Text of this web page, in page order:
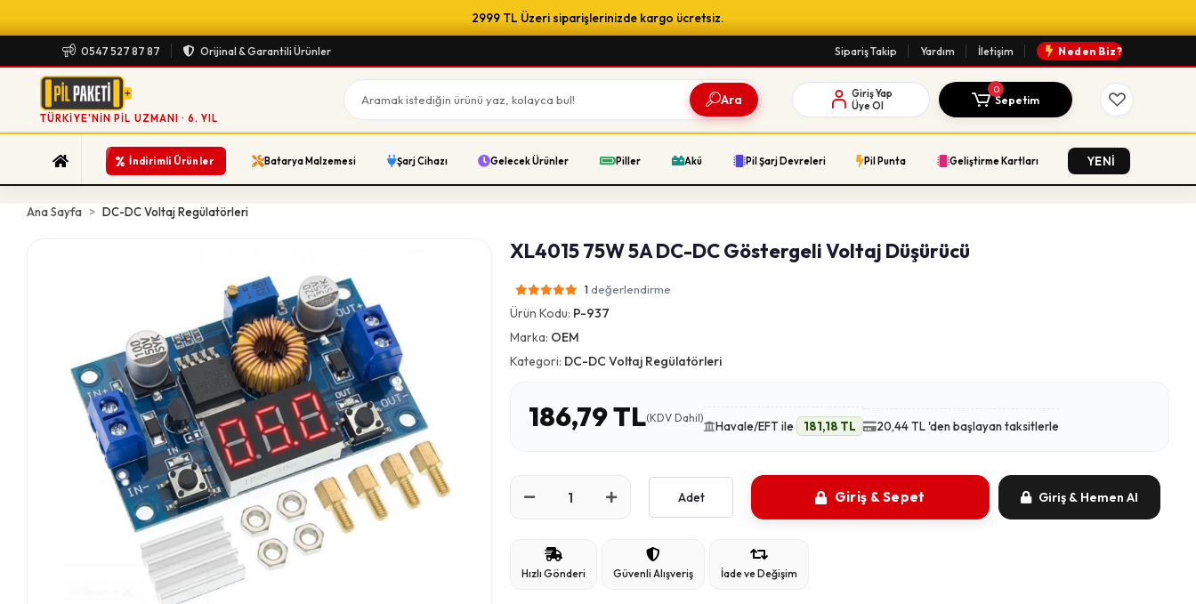
2999 TL Üzeri siparişlerinizde kargo ücretsiz.
0547 527 87 87 Orijinal & Garantili Ürünler Sipariş Takip Yardım İletişim Neden Biz?
TÜRKIYE'NIN PIL UZMANI · 6. YIL
Ara
Giriş Yap
Üye Ol
0
Sepetim
% İndirimli Ürünler Batarya Malzemesi Şarj Cihazı Gelecek Ürünler Piller Akü Pil Şarj Devreleri Pil Punta Geliştirme Kartları YENİ
Ana Sayfa DC-DC Voltaj Regülatörleri
XL4015 75W 5A DC-DC Göstergeli Voltaj Düşürücü
1 değerlendirme
Ürün Kodu: P-937
Marka: OEM
Kategori: DC-DC Voltaj Regülatörleri
186,79 TL(KDV Dahil)
Havale/EFT ile 181,18 TL 20,44 TL 'den başlayan taksitlerle
Adet Giriş & Sepet Giriş & Hemen Al
Hızlı Gönderi Güvenli Alışveriş İade ve Değişim